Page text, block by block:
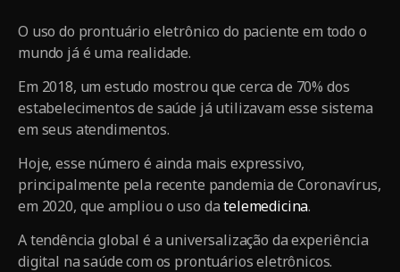
O uso do prontuário eletrônico do paciente em todo o
mundo já é uma realidade.
Em 2018, um estudo mostrou que cerca de 70% dos
estabelecimentos de saúde já utilizavam esse sistema
em seus atendimentos.
Hoje, esse número é ainda mais expressivo,
principalmente pela recente pandemia de Coronavírus,
em 2020, que ampliou o uso datelemedicina.
A tendência global é a universalização da experiência
digital na saúde com os prontuários eletrônicos.